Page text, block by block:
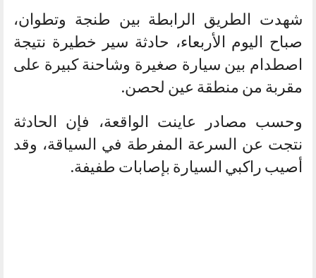
شهدت الطريق الرابطة بين طنجة وتطوان،
صباح اليوم الأربعاء، حادثة سير خطيرة نتيجة
اصطدام بين سيارة صغيرة وشاحنة كبيرة على
مقربة من منطقة عين لحصن.
وحسب مصادر عاينت الواقعة، فإن الحادثة
نتجت عن السرعة المفرطة في السياقة، وقد
أصيب راكبي السيارة بإصابات طفيفة.